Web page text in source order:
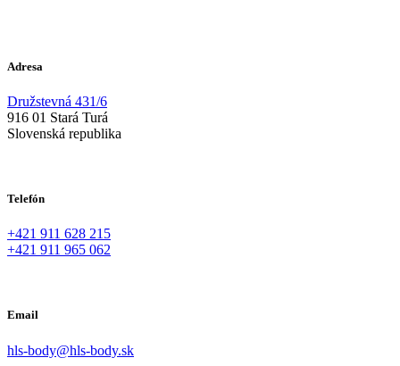
Adresa
Družstevná 431/6
916 01 Stará Turá
Slovenská republika
Telefón
+421 911 628 215
+421 911 965 062
Email
hls-body@hls-body.sk